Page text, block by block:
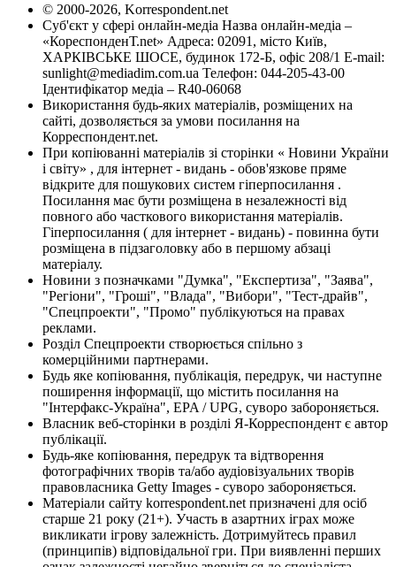
© 2000-2026, Korrespondent.net
Суб'єкт у сфері онлайн-медіа Назва онлайн-медіа –
«КореспонденТ.net» Адреса: 02091, місто Київ,
ХАРКІВСЬКЕ ШОСЕ, будинок 172-Б, офіс 208/1 E-mail:
sunlight@mediadim.com.ua Телефон: 044-205-43-00
Ідентифікатор медіа – R40-06068
Використання будь-яких матеріалів, розміщених на
сайті, дозволяється за умови посилання на
Корреспондент.net.
При копіюванні матеріалів зі сторінки « Новини України
і світу» , для інтернет - видань - обов'язкове пряме
відкрите для пошукових систем гіперпосилання .
Посилання має бути розміщена в незалежності від
повного або часткового використання матеріалів.
Гіперпосилання ( для інтернет - видань) - повинна бути
розміщена в підзаголовку або в першому абзаці
матеріалу.
Новини з позначками "Думка", "Експертиза", "Заява",
"Регіони", "Гроші", "Влада", "Вибори", "Тест-драйв",
"Спецпроекти", "Промо" публікуються на правах
реклами.
Розділ Спецпроекти створюється спільно з
комерційними партнерами.
Будь яке копіювання, публікація, передрук, чи наступне
поширення інформації, що містить посилання на
"Інтерфакс-Україна", EPA / UPG, суворо забороняється.
Власник веб-сторінки в розділі Я-Корреспондент є автор
публікації.
Будь-яке копіювання, передрук та відтворення
фотографічних творів та/або аудіовізуальних творів
правовласника Getty Images - суворо забороняється.
Матеріали сайту korrespondent.net призначені для осіб
старше 21 року (21+). Участь в азартних іграх може
викликати ігрову залежність. Дотримуйтесь правил
(принципів) відповідальної гри. При виявленні перших